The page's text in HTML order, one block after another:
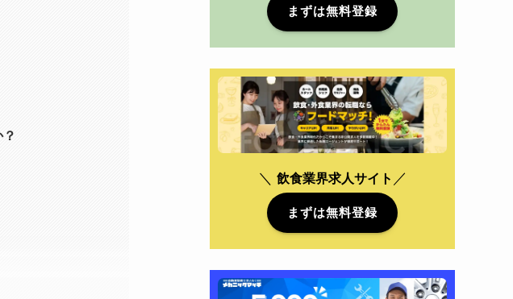
まずは無料登録
＼ 飲食業界求人サイト ／
まずは無料登録